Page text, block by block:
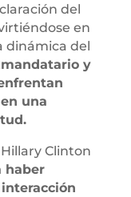
del
en
dinámica del
y
una
Clinton
haber